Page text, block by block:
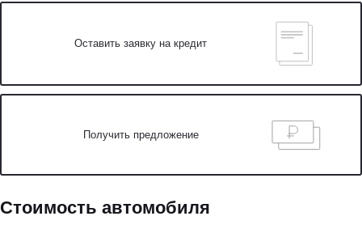
Оставить заявку на кредит
Получить предложение
Стоимость автомобиля